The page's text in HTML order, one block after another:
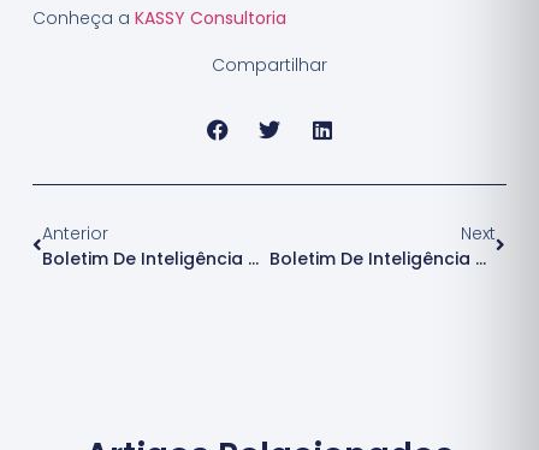
Conheça a KASSY Consultoria
Compartilhar
Anterior
Boletim De Inteligência – 1ª Edição
Next
Boletim De Inteligência – 2ª Edição